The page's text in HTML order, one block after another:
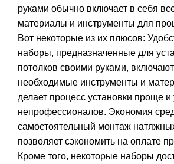
руками обычно включает в себя
материалы и инструменты для
Вот некоторые из их плюсов:
наборы, предназначенные для
потолков своими руками,
необходимые инструменты и
делает процесс установки проще и
непрофессионалов. Экономия
самостоятельный монтаж
позволяет сэкономить на оплате
Кроме того, некоторые наборы